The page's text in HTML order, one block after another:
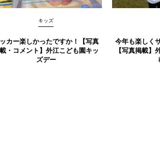
キッズ
カー楽しかったですか！【写真
・コメント】外江こども園キッ
ズデー
今年も楽しく
【写真掲載】